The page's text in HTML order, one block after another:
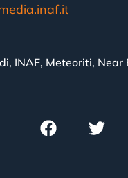
, INAF, Meteoriti, Near